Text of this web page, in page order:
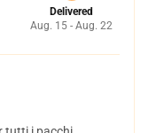
Delivered
Aug. 15 - Aug. 22